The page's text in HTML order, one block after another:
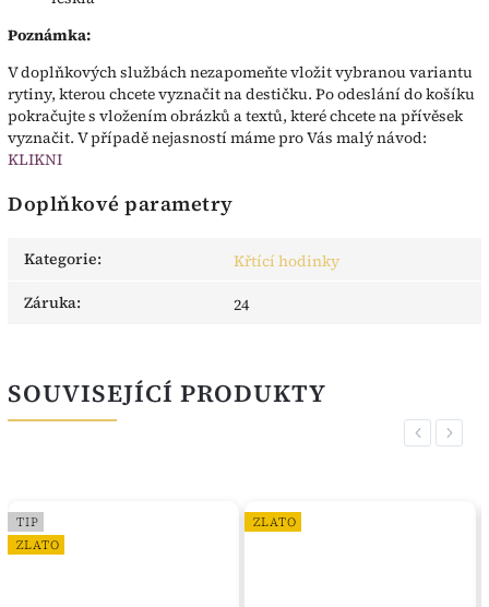
Poznámka:
V doplňkových službách nezapomeňte vložit vybranou variantu
rytiny, kterou chcete vyznačit na destičku. Po odeslání do košíku
pokračujte s vložením obrázků a textů, které chcete na přívěsek
vyznačit. V případě nejasností máme pro Vás malý návod:
KLIKNI
Doplňkové parametry
Kategorie:
Křtící hodinky
Záruka: 24
SOUVISEJÍCÍ PRODUKTY
Previous
TIP
ZLATO
ZLATO
Next